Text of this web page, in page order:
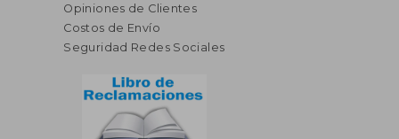
Opiniones de Clientes
Costos de Envío
Seguridad Redes Sociales